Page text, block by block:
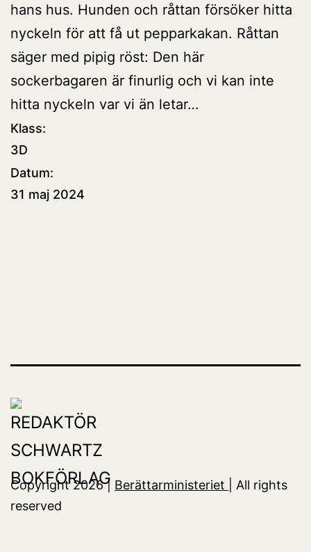
hans hus. Hunden och råttan försöker hitta
nyckeln för att få ut pepparkakan. Råttan
säger med pipig röst: Den här
sockerbagaren är finurlig och vi kan inte
hitta nyckeln var vi än letar…
Klass:
3D
Datum:
31 maj 2024
Copyright 2026 | Berättarministeriet
| All rights
reserved